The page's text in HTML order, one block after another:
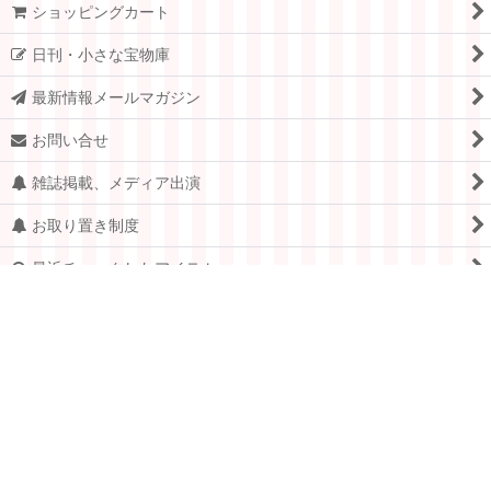
ショッピングカート
日刊・小さな宝物庫
最新情報メールマガジン
お問い合せ
雑誌掲載、メディア出演
お取り置き制度
最近チェックしたアイテム